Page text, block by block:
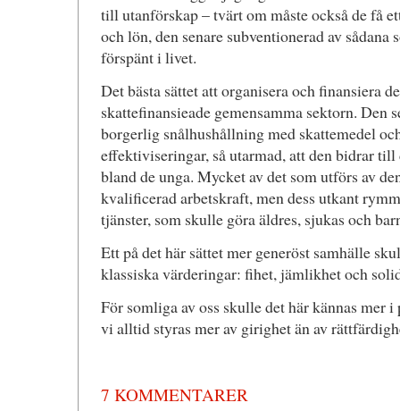
till utanförskap – tvärt om måste också de få
och lön, den senare subventionerad av
förspänt i livet.
Det bästa sättet att organisera och finansiera
skattefinansieade gemensamma sektorn. Den
borgerlig snålhushållning med skattemedel
effektiviseringar, så utarmad, att den bidrar till
bland de unga. Mycket av det som utförs av
kvalificerad arbetskraft, men dess utkant
tjänster, som skulle göra äldres, sjukas och
Ett på det här sättet mer generöst samhälle
klassiska värderingar: fihet, jämlikhet och
För somliga av oss skulle det här kännas mer
vi alltid styras mer av girighet än av
7 KOMMENTARER